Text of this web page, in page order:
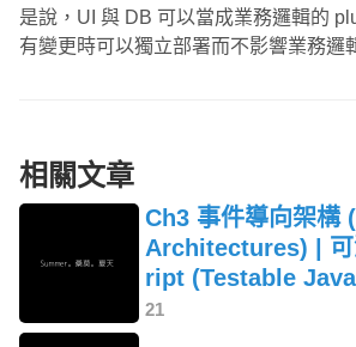
是說，UI 與 DB 可以當成業務邏輯的
有變更時可以獨立部署而不影響業務邏
相關文章
Ch3 事件導向架構
Architectures) |
ript (Testable
21